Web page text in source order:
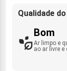
Qualidade
Bom
Ar limpo e
ao ar livre